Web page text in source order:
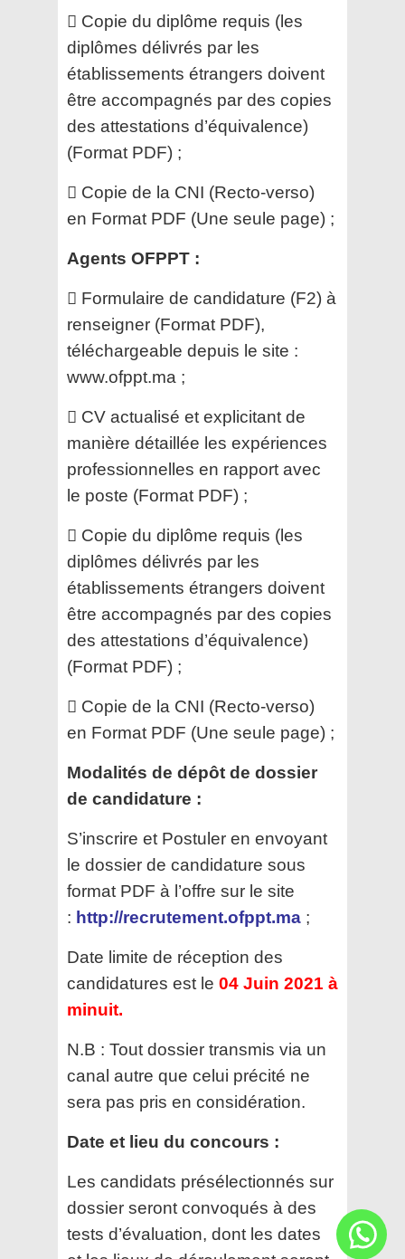
 Copie du diplôme requis (les
diplômes délivrés par les
établissements étrangers doivent
être accompagnés par des copies
des attestations d’équivalence)
(Format PDF) ;
 Copie de la CNI (Recto-verso)
en Format PDF (Une seule page) ;
Agents OFPPT :
 Formulaire de candidature (F2) à
renseigner (Format PDF),
téléchargeable depuis le site :
www.ofppt.ma ;
 CV actualisé et explicitant de
manière détaillée les expériences
professionnelles en rapport avec
le poste (Format PDF) ;
 Copie du diplôme requis (les
diplômes délivrés par les
établissements étrangers doivent
être accompagnés par des copies
des attestations d’équivalence)
(Format PDF) ;
 Copie de la CNI (Recto-verso)
en Format PDF (Une seule page) ;
Modalités de dépôt de dossier
de candidature :
S’inscrire et Postuler en envoyant
le dossier de candidature sous
format PDF à l’offre sur le site
: http://recrutement.ofppt.ma ;
Date limite de réception des
candidatures est le 04 Juin 2021 à
minuit.
N.B : Tout dossier transmis via un
canal autre que celui précité ne
sera pas pris en considération.
Date et lieu du concours :
Les candidats présélectionnés sur
dossier seront convoqués à des
tests d’évaluation, dont les dates